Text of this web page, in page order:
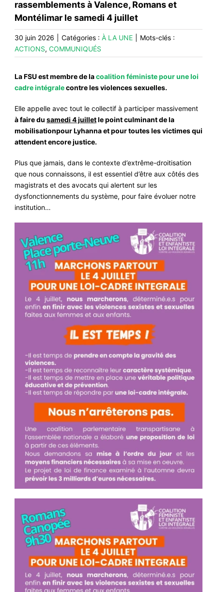
#VOS ÉLUES
#FORMATION
#MÉDIAS
#PRESSE
#ARCHIVES
rassemblements à Valence, Romans et
Montélimar le samedi 4 juillet
30 juin 2026 Catégories : À LA UNE
Mots-clés :
ACTIONS, COMMUNIQUÉS
La FSU est membre de lacoalition féministe pour une loi
cadre intégralecontre les violences sexuelles.
Elle appelle avec tout le collectif à participer massivement
à faire du samedi 4 juilletle point culminant de la
mobilisationpour Lyhanna et pour toutes les victimes qui
attendent encore justice.
Plus que jamais, dans le contexte d’extrême-droitisation
que nous connaissons, il est essentiel d’être aux côtés des
magistrats et des avocats qui alertent sur les
dysfonctionnements du système, pour faire évoluer notre
institution…